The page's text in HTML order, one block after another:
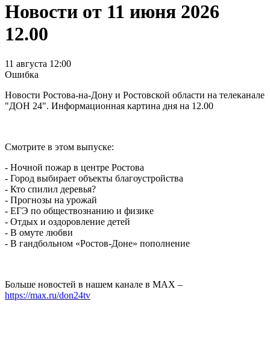
Новости от 11 июня 2026
12.00
11 августа 12:00
Ошибка
Новости Ростова-на-Дону и Ростовской области на телеканале
"ДОН 24". Информационная картина дня на 12.00
Смотрите в этом выпуске:
- Ночной пожар в центре Ростова
- Город выбирает объекты благоустройства
- Кто спилил деревья?
- Прогнозы на урожай
- ЕГЭ по обществознанию и физике
- Отдых и оздоровление детей
- В омуте любви
- В гандбольном «Ростов-Доне» пополнение
Больше новостей в нашем канале в МАХ –
https://max.ru/don24tv